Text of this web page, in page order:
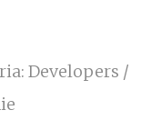
Developers /